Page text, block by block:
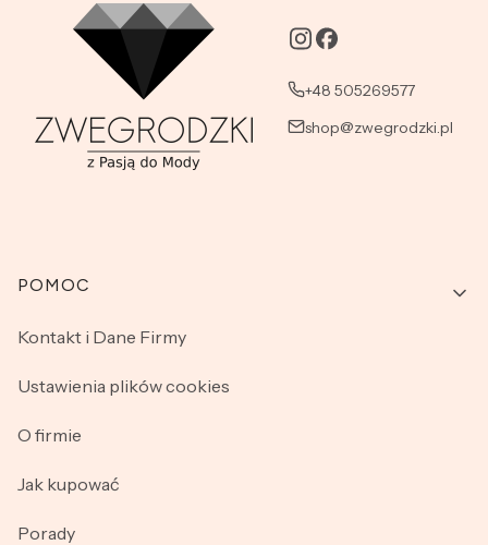
+48 505269577
shop@zwegrodzki.pl
Linki w stopce
POMOC
Kontakt i Dane Firmy
Ustawienia plików cookies
O firmie
Jak kupować
Porady